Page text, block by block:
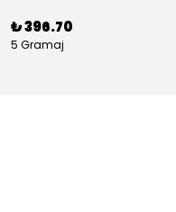
₺ 396.70
5 Gramaj